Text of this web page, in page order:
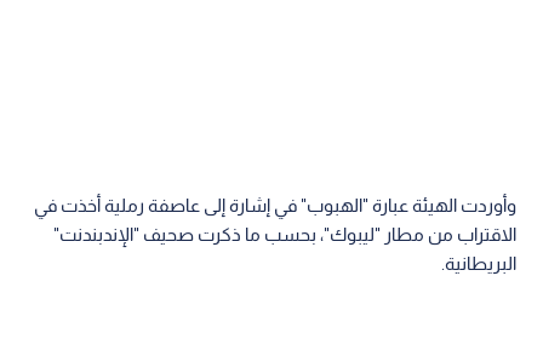
وأوردت الهيئة عبارة "الهبوب" في إشارة إلى عاصفة رملية أخذت في
الاقتراب من مطار "ليبوك"، بحسب ما ذكرت صحيف "الإندبندنت"
البريطانية.